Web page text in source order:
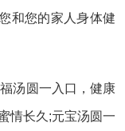
和您的家人身体健
汤圆一入口，健康
情长久;元宝汤圆一